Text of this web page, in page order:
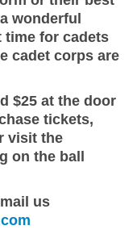
wonderful
time for cadets
cadet corps are
$25 at the door
tickets,
visit the
on the ball
us